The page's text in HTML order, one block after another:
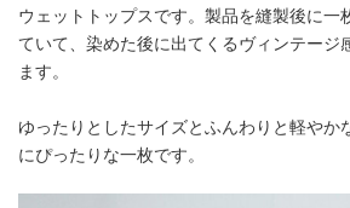
ウェットトップスです。製品を縫製後に一
ていて、染めた後に出てくるヴィンテージ
ます。
ゆったりとしたサイズとふんわりと軽やか
にぴったりな一枚です。